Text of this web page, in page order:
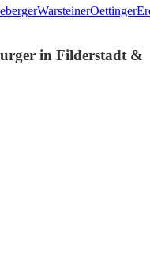
WarsteinerOettinger
in Filderstadt &